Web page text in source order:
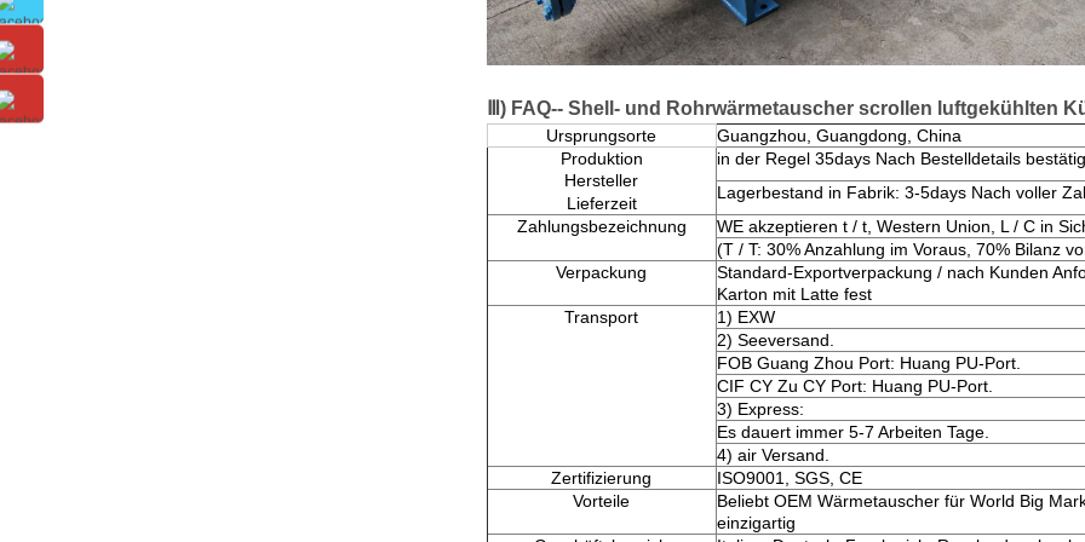
Ⅲ)FAQ-- Shell- und Rohrwärmetauscher scrollen luftgekühlten
Ursprungsorte
Guangzhou, Guangdong, China
Produktion
Hersteller
Lieferzeit
in der Regel 35days Nach Bestelldetails
Lagerbestand in Fabrik: 3-5days Nach voller
Zahlungsbezeichnung
WE akzeptieren t / t, Western Union, L / C in
(T / T: 30% Anzahlung im Voraus, 70% Bilanz
Verpackung
Standard-Exportverpackung / nach Kunden
Karton mit Latte fest
Transport
1) EXW
2) Seeversand.
FOB Guang Zhou Port: Huang PU-Port.
CIF CY Zu CY Port: Huang PU-Port.
3) Express:
Es dauert immer 5-7 Arbeiten Tage.
4) air Versand.
Zertifizierung
ISO9001, SGS, CE
Vorteile
Beliebt OEM Wärmetauscher für World Big
einzigartig